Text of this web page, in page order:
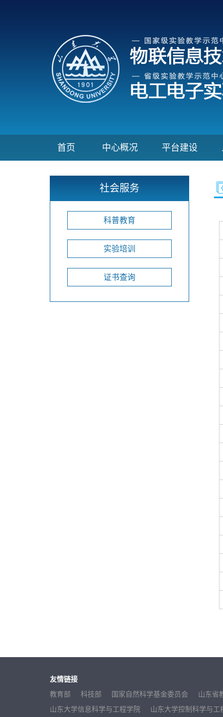
首页 中心概况 平台建设
社会服务
科普教育
实验培训
证书查询
友情链接
教育部
科技部 国家自然科学基金委员会
山东省
山东大学信息科学与工程学院
山东大学控制科学与工